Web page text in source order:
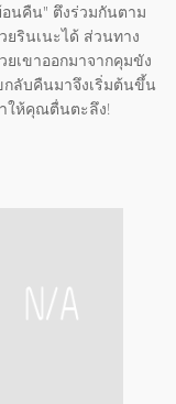
อนคืน" ตึงร่วมกันตาม
ยรินเนะได้ ส่วนทาง
เขาออกมาจากคุมขัง
กลับคืนมาจึงเริ่มต้นขึ้น
ให้คุณตื่นตะลึง!